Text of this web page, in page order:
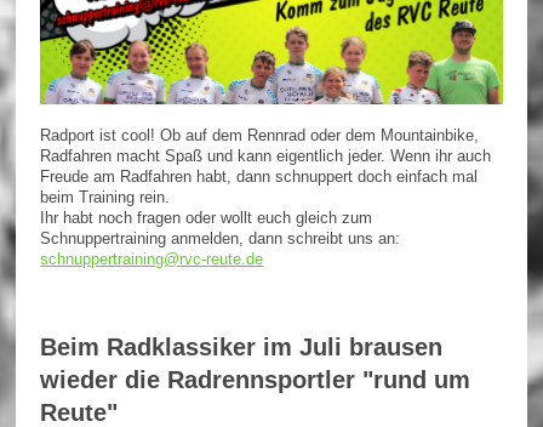
Radport ist cool! Ob auf dem Rennrad oder dem Mountainbike,
Radfahren macht Spaß und kann eigentlich jeder. Wenn ihr auch
Freude am Radfahren habt, dann schnuppert doch einfach mal
beim Training rein.
Ihr habt noch fragen oder wollt euch gleich zum
Schnuppertraining anmelden, dann schreibt uns an:
schnuppertraining@rvc-reute.de
Beim Radklassiker im Juli brausen
wieder die Radrennsportler "rund um
Reute"